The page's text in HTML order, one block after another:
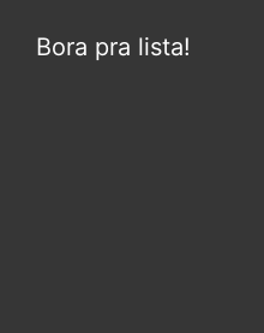
Bora pra lista!